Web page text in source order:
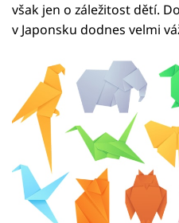
však jen o záležitost dětí.
v Japonsku dodnes velmi